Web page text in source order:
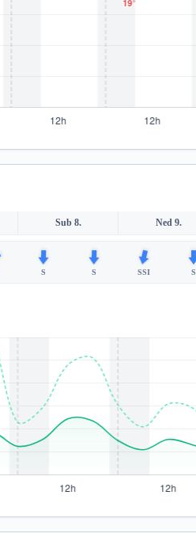
Sub 8. Ned 9.
S S SSI S